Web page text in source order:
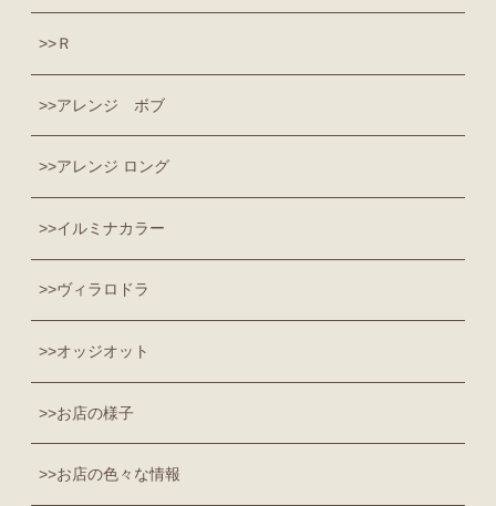
Ｒ
アレンジ ボブ
アレンジ ロング
イルミナカラー
ヴィラロドラ
オッジオット
お店の様子
お店の色々な情報